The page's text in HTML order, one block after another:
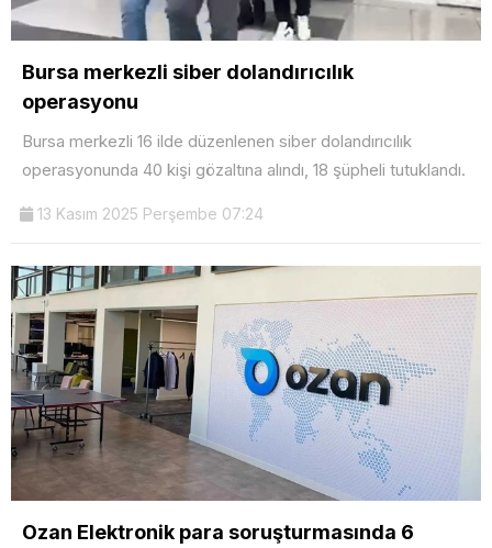
Bursa merkezli siber dolandırıcılık
operasyonu
Bursa merkezli 16 ilde düzenlenen siber dolandırıcılık
operasyonunda 40 kişi gözaltına alındı, 18 şüpheli tutuklandı.
13 Kasım 2025 Perşembe 07:24
Ozan Elektronik para soruşturmasında 6